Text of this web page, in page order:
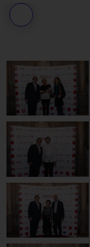
73 / 109